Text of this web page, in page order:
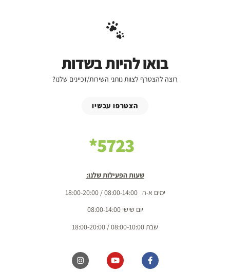
בואו להיות בשדות
רוצה להצטרף לצוות נותני השירות/זכיינים שלנו?
הצטרפו עכשיו
5723*
שעות הפעילות שלנו:
ימים א-ה 08:00-14:00 / 18:00-20:00
יום שישי 08:00-14:00
שבת 08:00-10:00 / 18:00-20:00